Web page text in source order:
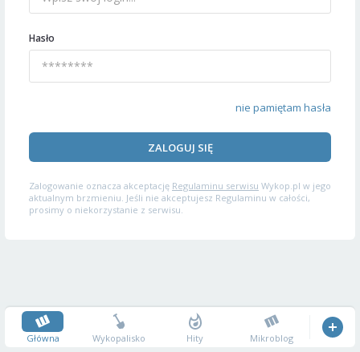
Hasło
nie pamiętam hasła
ZALOGUJ SIĘ
Zalogowanie oznacza akceptację Regulaminu serwisu Wykop.pl w jego
aktualnym brzmieniu. Jeśli nie akceptujesz Regulaminu w całości,
prosimy o niekorzystanie z serwisu.
Główna Wykopalisko Hity Mikroblog